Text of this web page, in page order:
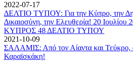
2022-07-17
ΔΕΛΤΙΟ ΤΥΠΟΥ: Για την Κύπρο, την
Δικαιοσύνη, την Ελευθερία! 20 Ιουλίου
ΚΥΠΡΟΣ 48 ΔΕΛΤΙΟ ΤΥΠΟΥ
2021-10-09
ΣΑΛΑΜΙΣ: Από τον Αίαντα και Τεύκρο,
Καραϊσκάκη!